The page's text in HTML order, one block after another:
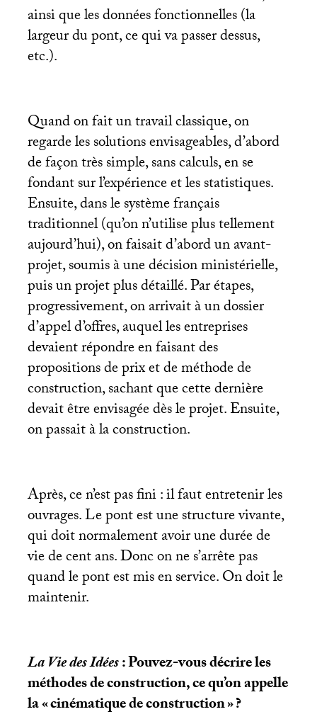
ainsi que les données fonctionnelles (la
largeur du pont, ce qui va passer dessus,
etc.).
Quand on fait un travail classique, on
regarde les solutions envisageables, d’abord
de façon très simple, sans calculs, en se
fondant sur l’expérience et les statistiques.
Ensuite, dans le système français
traditionnel (qu’on n’utilise plus tellement
aujourd’hui), on faisait d’abord un avant-
projet, soumis à une décision ministérielle,
puis un projet plus détaillé. Par étapes,
progressivement, on arrivait à un dossier
d’appel d’offres, auquel les entreprises
devaient répondre en faisant des
propositions de prix et de méthode de
construction, sachant que cette dernière
devait être envisagée dès le projet. Ensuite,
on passait à la construction.
Après, ce n’est pas fini : il faut entretenir les
ouvrages. Le pont est une structure vivante,
qui doit normalement avoir une durée de
vie de cent ans. Donc on ne s’arrête pas
quand le pont est mis en service. On doit le
maintenir.
La Vie des Idées: Pouvez-vous décrire les
méthodes de construction, ce qu’on appelle
la «cinématique de construction»?